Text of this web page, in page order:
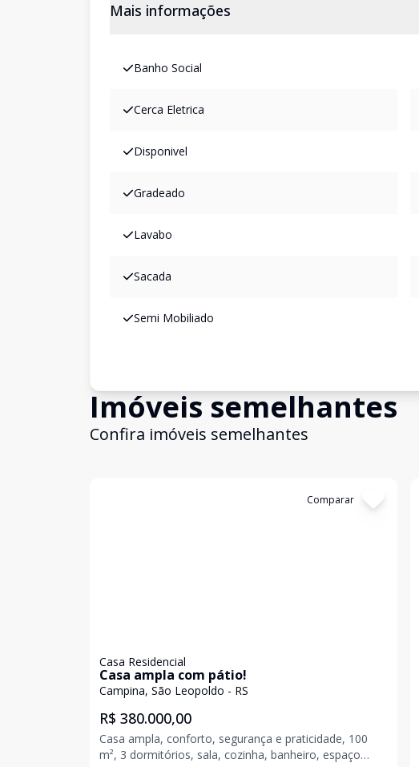
Mais informações
Banho Social
Cerca Eletrica
Disponivel
Gradeado
Lavabo
Sacada
Semi Mobiliado
Imóveis semelhantes
Confira imóveis semelhantes
Comparar
Casa Residencial
Casa ampla com pátio!
Campina, São Leopoldo - RS
R$ 380.000,00
Casa ampla, conforto, segurança e praticidade, 100
m², 3 dormitórios, sala, cozinha, banheiro, espaço